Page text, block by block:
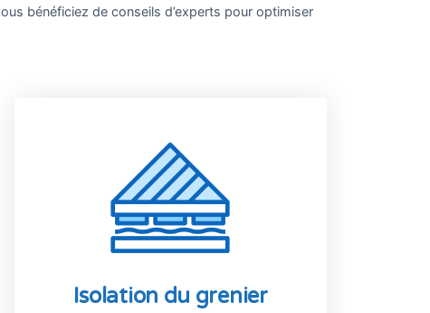
bénéficiez de conseils d’experts pour optimiser
Isolation du grenier